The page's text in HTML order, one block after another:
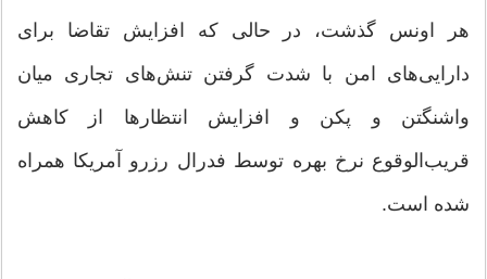
هر اونس گذشت، در حالی‌ که افزایش تقاضا برای
دارایی‌های امن با شدت گرفتن تنش‌های تجاری میان
واشنگتن و پکن و افزایش انتظارها از کاهش
قریب‌الوقوع نرخ بهره توسط فدرال رزرو آمریکا همراه
شده است.